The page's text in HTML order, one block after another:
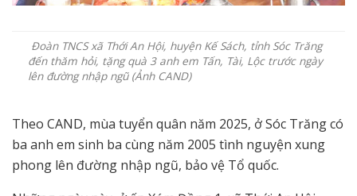
Đoàn TNCS xã Thới An Hội, huyện Kế Sách, tỉnh Sóc Trăng
đến thăm hỏi, tặng quà 3 anh em Tấn, Tài, Lộc trước ngày
lên đường nhập ngũ (Ảnh CAND)
Theo CAND, mùa tuyển quân năm 2025, ở Sóc Trăng có
ba anh em sinh ba cùng năm 2005 tình nguyện xung
phong lên đường nhập ngũ, bảo vệ Tổ quốc.